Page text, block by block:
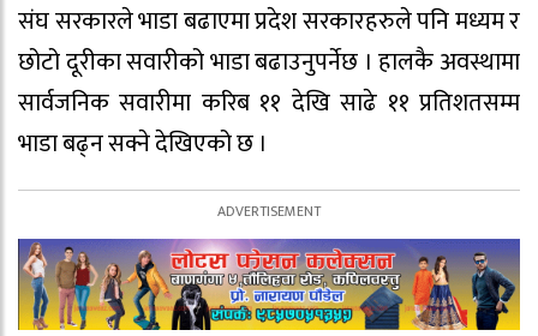
संघ सरकारले भाडा बढाएमा प्रदेश सरकारहरुले पनि मध्यम र
छोटो दूरीका सवारीको भाडा बढाउनुपर्नेछ । हालकै अवस्थामा
सार्वजनिक सवारीमा करिब ११ देखि साढे ११ प्रतिशतसम्म
भाडा बढ्न सक्ने देखिएको छ ।